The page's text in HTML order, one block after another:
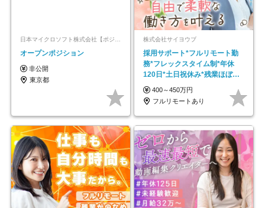
日本マイクロソフト株式会社【ポジションマッチ登録】
オープンポジション
非公開
東京都
株式会社サイヨウブ
採用サポート*フルリモート勤
務*フレックスタイム制*年休
120日*土日祝休み*残業ほぼな
し*育児中社員8割以上
400～450万円
フルリモートあり